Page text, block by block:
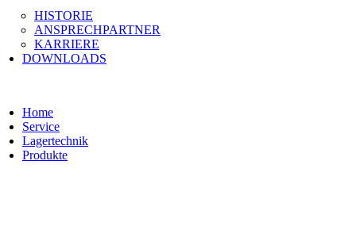
HISTORIE
ANSPRECHPARTNER
KARRIERE
DOWNLOADS
Home
Service
Lagertechnik
Produkte